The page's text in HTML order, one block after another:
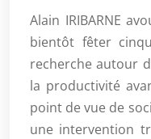
Alain IRIBARNE
bientôt fêter
recherche autour
la productivité
point de vue de
une intervention